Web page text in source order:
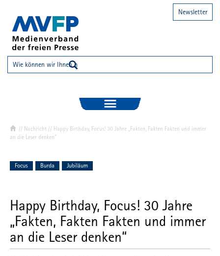
Newsletter
// Nachricht // Happy Birthday, Focus! 30 Jahre „Fakten, Fakten Fakten und immer
an die Leser denken“
Focus Burda Jubiläum
Happy Birthday, Focus! 30 Jahre
„Fakten, Fakten Fakten und immer
an die Leser denken“